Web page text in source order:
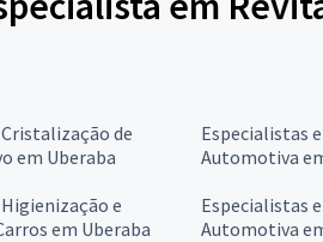
de
em Uberaba
Especialistas
Automotiva
e
em Uberaba
Especialistas
Automotiva